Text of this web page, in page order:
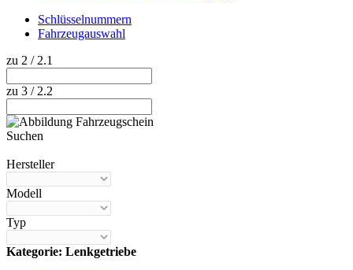
Schlüsselnummern
Fahrzeugauswahl
zu 2 / 2.1
zu 3 / 2.2
Suchen
Hersteller
Modell
Typ
Kategorie: Lenkgetriebe